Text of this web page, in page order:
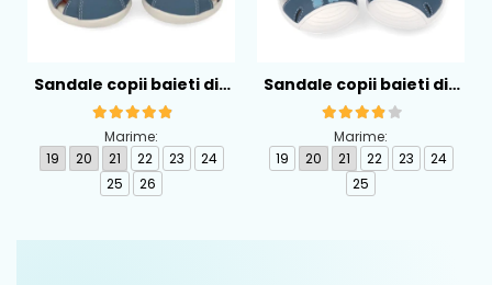
Sandale copii baieti din
piele Biomecanics,
Albastru - 262167-A556
Marime:
19
20 21 22 23
24
25
26
Sandale copii baieti din
piele Biomecanics,
Albastru - 262126-A556
Marime:
19
20 21 22 23
24
25